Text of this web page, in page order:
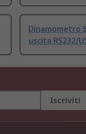
Dinamometro
uscita RS232/
Iscriviti